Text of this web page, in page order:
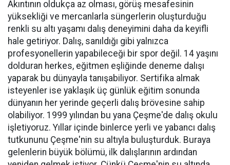
Akıntının oldukça az olması, görüş mesafesinin
yüksekliği ve mercanlarla süngerlerin oluşturduğu
renkli su altı yaşamı dalış deneyimini daha da keyifli
hale getiriyor. Dalış, sanıldığı gibi yalnızca
profesyonellerin yapabileceği bir spor değil. 14 yaşını
dolduran herkes, eğitmen eşliğinde deneme dalışı
yaparak bu dünyayla tanışabiliyor. Sertifika almak
isteyenler ise yaklaşık üç günlük eğitim sonunda
dünyanın her yerinde geçerli dalış brövesine sahip
olabiliyor. 1999 yılından bu yana Çeşme'de dalış okulu
işletiyoruz. Yıllar içinde binlerce yerli ve yabancı dalış
tutkununu Çeşme'nin su altıyla buluşturduk. Buraya
gelenlerin büyük bölümü, ilk dalışlarının ardından